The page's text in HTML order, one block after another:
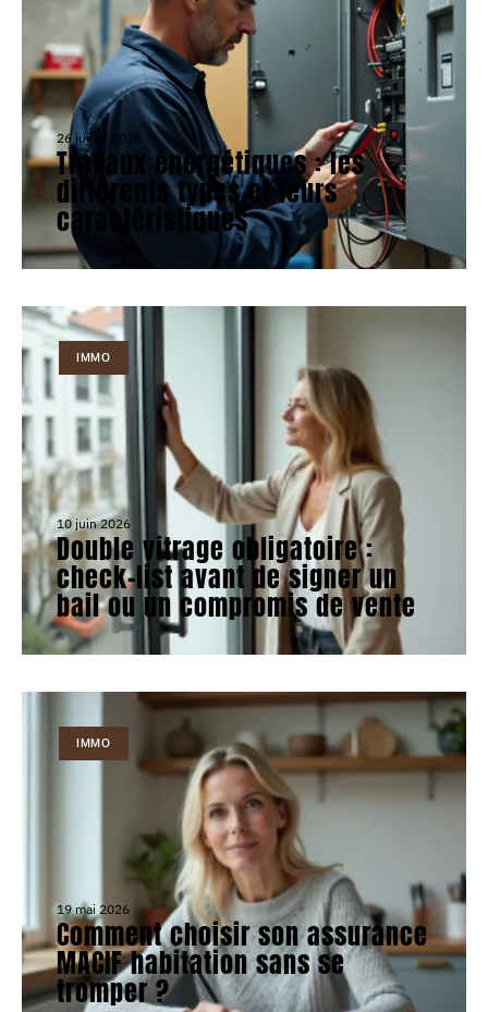
26 juillet 2026
Travaux énergétiques : les
différents types et leurs
caractéristiques
IMMO
10 juin 2026
Double vitrage obligatoire :
check-list avant de signer un
bail ou un compromis de vente
IMMO
19 mai 2026
Comment choisir son assurance
MACIF habitation sans se
tromper ?